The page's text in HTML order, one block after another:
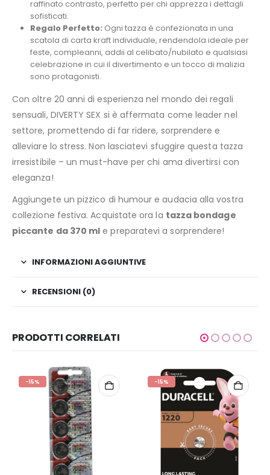
raffinato contrasto, perfetto per chi apprezza i dettagli
sofisticati.
Regalo Perfetto: Ogni tazza è confezionata in una
scatola di carta kraft individuale, rendendola ideale per
feste, compleanni, addii al celibato/nubilato e qualsiasi
celebrazione in cui il divertimento e un tocco di malizia
sono protagonisti.
Con oltre 20 anni di esperienza nel mondo dei regali
sensuali, DIVERTY SEX si è affermata come leader nel
settore, promettendo di far ridere, sorprendere e
alleviare lo stress. Non lasciatevi sfuggire questa tazza
irresistibile – un must-have per chi ama divertirsi con
eleganza!
Aggiungete un pizzico di humour e audacia alla vostra
collezione festiva. Acquistate ora la tazza bondage
piccante da 370 ml e preparatevi a sorprendere!
INFORMAZIONI AGGIUNTIVE
RECENSIONI (0)
PRODOTTI CORRELATI
-15% -15%